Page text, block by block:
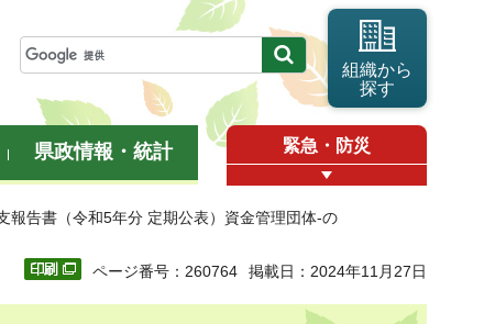
組織から
探す
県政情報・統計 緊急・防災
報告書（令和5年分 定期公表）資金管理団体-の
ページ番号：260764 掲載日：2024年11月27日